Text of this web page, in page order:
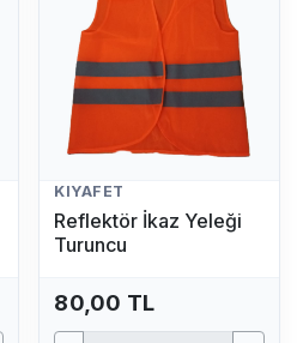
KIYAFET
Reflektör İkaz Yeleği
Turuncu
80,00 TL